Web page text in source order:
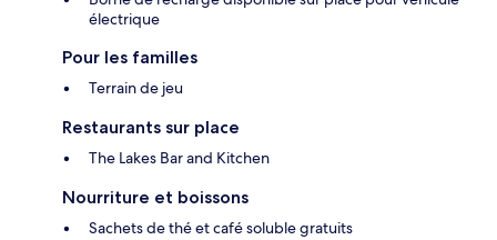
électrique
Pour les familles
Terrain de jeu
Restaurants sur place
The Lakes Bar and Kitchen
Nourriture et boissons
Sachets de thé et café soluble gratuits